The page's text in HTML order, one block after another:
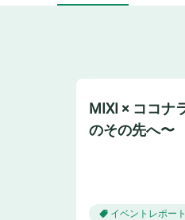
MIXI × ココナ
のその先へ〜
イベントレポート